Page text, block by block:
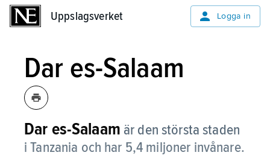
Uppslagsverket Logga in
Dar es-Salaam
Dar es-Salaam är den största staden
i Tanzania och har 5,4 miljoner invånare.